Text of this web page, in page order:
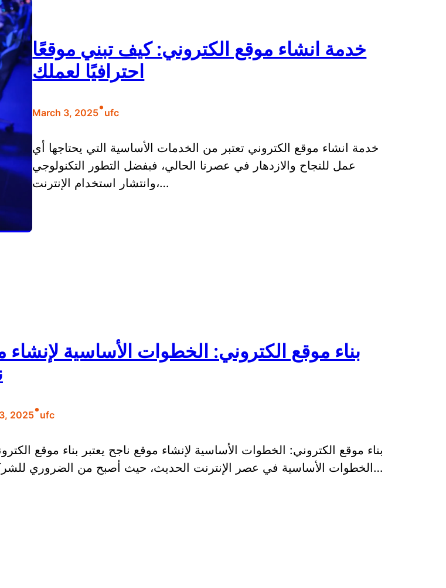
خدمة انشاء موقع الكتروني: كيف تبني موقعًا
احترافيًا لعملك
March 3, 2025•ufc
خدمة انشاء موقع الكتروني تعتبر من الخدمات الأساسية التي يحتاجها أي
عمل للنجاح والازدهار في عصرنا الحالي، فبفضل التطور التكنولوجي
وانتشار استخدام الإنترنت،…
بناء موقع الكتروني: الخطوات الأساسية لإنشاء
2025•ufc
بناء موقع الكتروني: الخطوات الأساسية لإنشاء موقع ناجح يعتبر بناء موقع
الخطوات الأساسية في عصر الإنترنت الحديث، حيث أصبح من الضروري للشركات وا…